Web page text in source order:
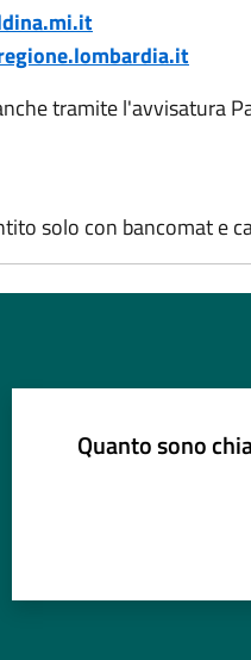
tramite l'avvisatura
solo con bancomat e
Quanto sono